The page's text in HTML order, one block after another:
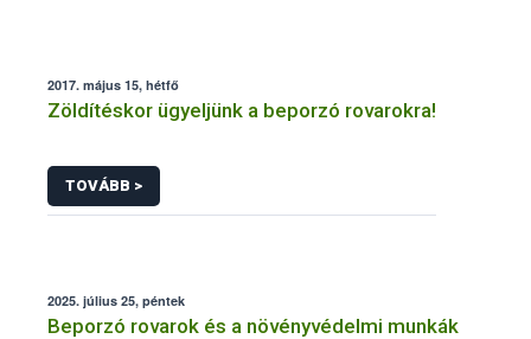
2017. május 15, hétfő
Zöldítéskor ügyeljünk a beporzó rovarokra!
TOVÁBB >
2025. július 25, péntek
Beporzó rovarok és a növényvédelmi munkák